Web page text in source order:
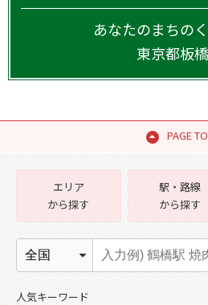
あなたのまちの
東京都板
PAGE
エリア
から探す
駅・路線
から探す
人気キーワード